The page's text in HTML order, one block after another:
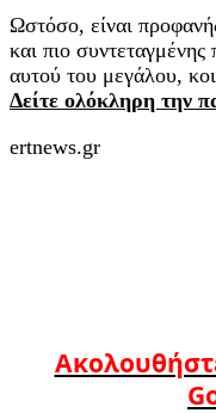
Ωστόσο, είναι
και πιο συντεταγμένης
αυτού του μεγάλου,
Δείτε ολόκληρη την
ertnews.gr